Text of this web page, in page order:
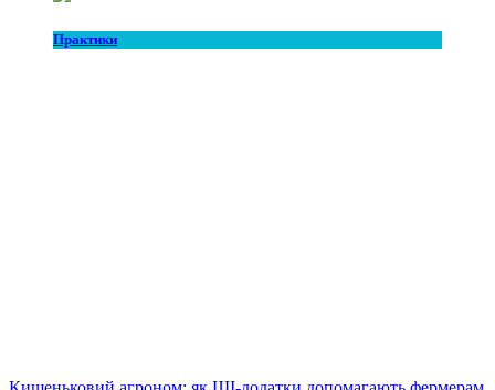
Практики